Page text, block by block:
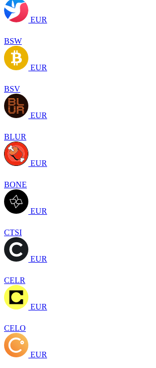
EUR
BSW
EUR
BSV
EUR
BLUR
EUR
BONE
EUR
CTSI
EUR
CELR
EUR
CELO
EUR